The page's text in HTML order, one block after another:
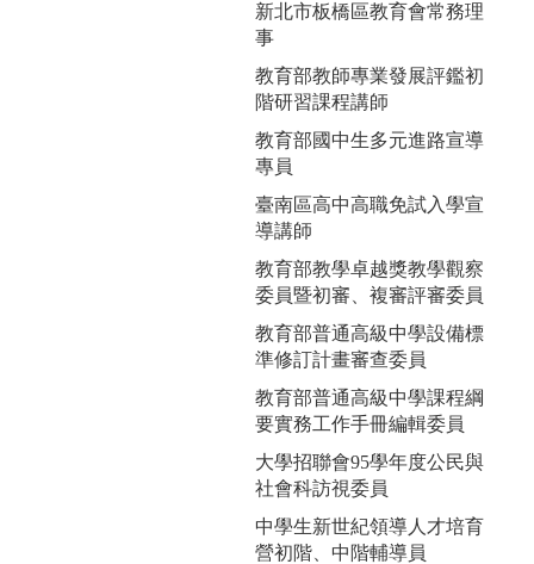
新北市板橋區教育會常務理
事
教育部教師專業發展評鑑初
階研習課程講師
教育部國中生多元進路宣導
專員
臺南區高中高職免試入學宣
導講師
教育部教學卓越獎教學觀察
委員暨初審、複審評審委員
教育部普通高級中學設備標
準修訂計畫審查委員
教育部普通高級中學課程綱
要實務工作手冊編輯委員
大學招聯會95學年度公民與
社會科訪視委員
中學生新世紀領導人才培育
營初階、中階輔導員